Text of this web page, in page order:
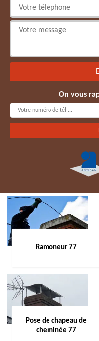
On vous
Ramoneur 77
Pose de chapeau de
cheminée 77